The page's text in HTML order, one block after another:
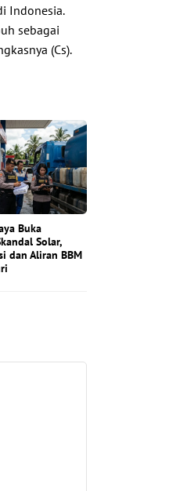
Indonesia.
sebagai
(Cs).
Buka
Solar,
dan Aliran BBM